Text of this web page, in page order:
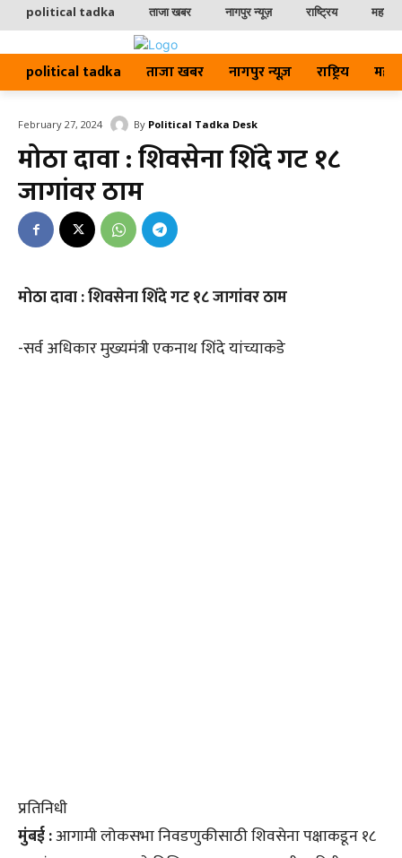
political tadka ताजा खबर नागपुर न्यूज़ राष्ट्रिय
political tadka ताजा खबर नागपुर न्यूज़ राष्ट्रिय
February 27, 2024 By Political Tadka Desk
मोठा दावा : शिवसेना शिंदे गट १८
जागांवर ठाम
मोठा दावा : शिवसेना शिंदे गट १८ जागांवर ठाम
-सर्व अधिकार मुख्यमंत्री एकनाथ शिंदे यांच्याकडे
प्रतिनिधी
मुंबई :आगामी लोकसभा निवडणुकीसाठी शिवसेना पक्षाकडून १८